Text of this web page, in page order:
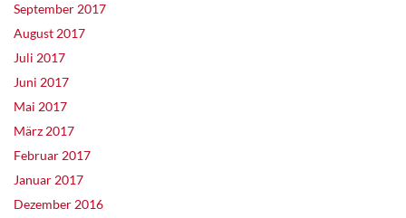
September 2017
August 2017
Juli 2017
Juni 2017
Mai 2017
März 2017
Februar 2017
Januar 2017
Dezember 2016